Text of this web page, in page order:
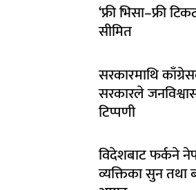
‘फ्री भिसा–फ्री
सीमित
सरकारमाथि
सरकारले
टिप्पणी
विदेशबाट फर्कने
व्यक्तिका सुन